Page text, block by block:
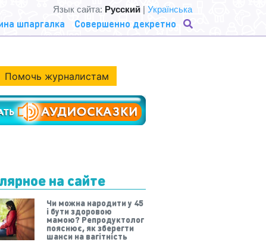
шпаргалка Совершенно декретно
Язык сайта: Русский | Українська
Помочь журналистам
на сайте
Чи можна народити у 45
і бути здоровою
мамою? Репродуктолог
пояснює, як зберегти
шанси на вагітність